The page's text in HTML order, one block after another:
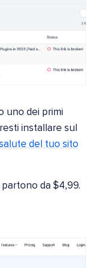
uno dei primi
installare sul
del tuo sito
da $4,99.